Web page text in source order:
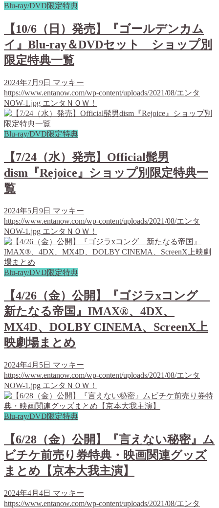
Blu-ray/DVD限定特典
【10/6（日）発売】『ゴールデンカム
イ』Blu-ray＆DVDセット ショップ別
限定特典一覧
2024年7月9日 マッキー
https://www.entanow.com/wp-content/uploads/2021/08/エンタ
NOW-1.jpg エンタＮＯＷ！
Blu-ray/DVD限定特典
【7/24（水）発売】Official髭男
dism『Rejoice』ショップ別限定特典一
覧
2024年5月9日 マッキー
https://www.entanow.com/wp-content/uploads/2021/08/エンタ
NOW-1.jpg エンタＮＯＷ！
Blu-ray/DVD限定特典
【4/26（金）公開】『ゴジラxコング
新たなる帝国』IMAX®、4DX、
MX4D、DOLBY CINEMA、ScreenX上
映劇場まとめ
2024年4月5日 マッキー
https://www.entanow.com/wp-content/uploads/2021/08/エンタ
NOW-1.jpg エンタＮＯＷ！
Blu-ray/DVD限定特典
【6/28（金）公開】『言えない秘密』ム
ビチケ前売り券特典・映画関連グッズ
まとめ【京本大我主演】
2024年4月4日 マッキー
https://www.entanow.com/wp-content/uploads/2021/08/エンタ